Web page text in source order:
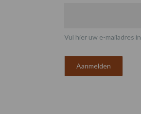
Vul hier uw e-mailadres in